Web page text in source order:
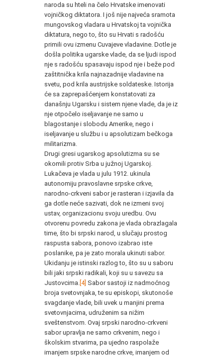
naroda su hteli na čelo Hrvatske imenovati
vojničkog diktatora. I još nije najveća sramota
mungovskog vladara u Hrvatskoj ta vojnička
diktatura, nego to, što su Hrvati s radošću
primili ovu izmenu Cuvajeve vladavine. Dotle je
došla politika ugarske vlade, da se ljudi ispod
nje s radošću spasavaju ispod nje i beže pod
zaštitnička krila najnazadnije vladavine na
svetu, pod krila austrijske soldateske. Istorija
će sa zaprepašćenjem konstatovati za
današnju Ugarsku i sistem njene vlade, da je iz
nje otpočelo iseljavanje ne samo u
blagostanje i slobodu Amerike, nego i
iseljavanje u službu i u apsolutizam bečkoga
militarizma.
Drugi gresi ugarskog apsolutizma su se
okomili protiv Srba u južnoj Ugarskoj.
Lukačeva je vlada u julu 1912. ukinula
autonomiju pravoslavne srpske crkve,
narodno-crkveni sabor je rasteran i izjavila da
ga dotle neće sazivati, dok ne izmeni svoj
ustav, organizacionu svoju uredbu. Ovu
otvorenu povredu zakona je vlada obrazlagala
time, što bi srpski narod, u slučaju prostog
raspusta sabora, ponovo izabrao iste
poslanike, pa je zato morala ukinuti sabor.
Ukidanju je istinski razlog to, što su u saboru
bili jaki srpski radikali, koji su u savezu sa
Justovcima. [4] Sabor sastoji iz nadmoćnog
broja svetovnjaka, te su episkopi, skutonoše
svagdanje vlade, bili uvek u manjini prema
svetovnjacima, udruženim sa nižim
sveštenstvom. Ovaj srpski narodno-crkveni
sabor upravlja ne samo crkvenim, nego i
školskim stvarima, pa ujedno raspolaže
imanjem srpske narodne crkve, imanjem od